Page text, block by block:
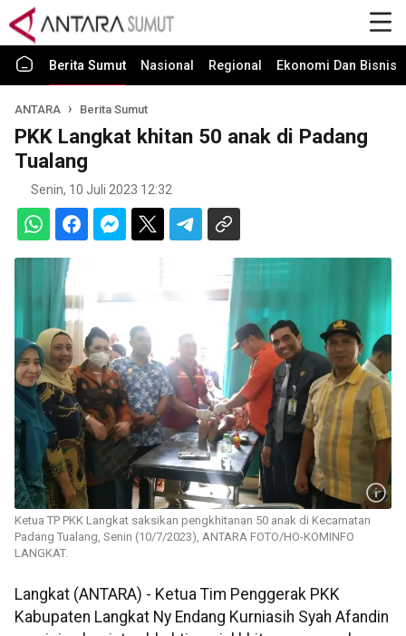
Berita Sumut Nasional Regional Ekonomi Dan Bisnis
ANTARA Berita Sumut
PKK Langkat khitan 50 anak di Padang
Tualang
Senin, 10 Juli 2023 12:32
Ketua TP PKK Langkat saksikan pengkhitanan 50 anak di Kecamatan
Padang Tualang, Senin (10/7/2023), ANTARA FOTO/HO-KOMINFO
LANGKAT.
Langkat (ANTARA) - Ketua Tim Penggerak PKK
Kabupaten Langkat Ny Endang Kurniasih Syah Afandin